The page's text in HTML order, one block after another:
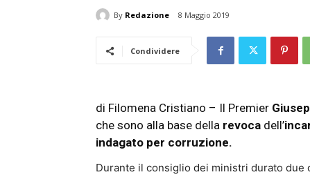
By Redazione 8 Maggio 2019
Condividere
di Filomena Cristiano – Il Premier
che sono alla base della revoca dell’
indagato per corruzione.
Durante il consiglio dei ministri durato due